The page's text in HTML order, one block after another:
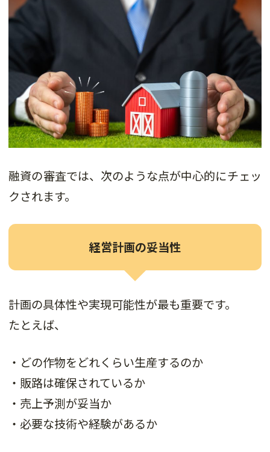
融資の審査では、次のような点が中心的にチェッ
クされます。
経営計画の妥当性
計画の具体性や実現可能性が最も重要です。
たとえば、
・どの作物をどれくらい生産するのか
・販路は確保されているか
・売上予測が妥当か
・必要な技術や経験があるか